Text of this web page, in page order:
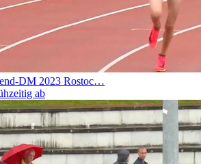
DM 2023 Rostoc…
ab